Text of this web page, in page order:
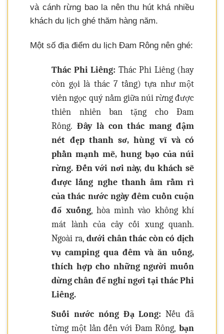
và cánh rừng bao la nên thu hút khá nhiều
khách du lịch ghé thăm hàng năm.
Một số địa điểm du lịch Đam Rông nên ghé:
Thác Phi Liêng: Thác Phi Liêng (hay
còn gọi là thác 7 tầng) tựa như một
viên ngọc quý nằm giữa núi rừng được
thiên nhiên ban tặng cho Đam
Rông. Đây là con thác mang đậm
nét đẹp thanh sơ, hùng vĩ và có
phần mạnh mẽ, hung bạo của núi
rừng. Đến với nơi này, du khách sẽ
được lắng nghe thanh âm rầm rì
của thác nước ngày đêm cuồn cuộn
đổ xuống, hòa mình vào không khí
mát lành của cây cối xung quanh.
Ngoài ra,dưới chân thác còn có dịch
vụ camping qua đêm và ăn uống,
thích hợp cho những người muốn
dừng chân để nghỉ ngơi tại thác Phi
Liêng.
Suối nước nóng Đạ Long:Nếu đã
từng một lần đến với Đam Rông, bạn